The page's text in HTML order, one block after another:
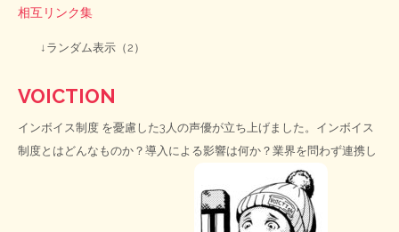
相互リンク集
↓ランダム表示（2）
VOICTION
インボイス制度 を憂慮した3人の声優が立ち上げました。インボイス
制度とはどんなものか？導入による影響は何か？業界を問わず連携し